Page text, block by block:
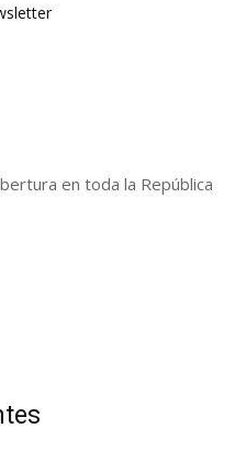
en toda la República